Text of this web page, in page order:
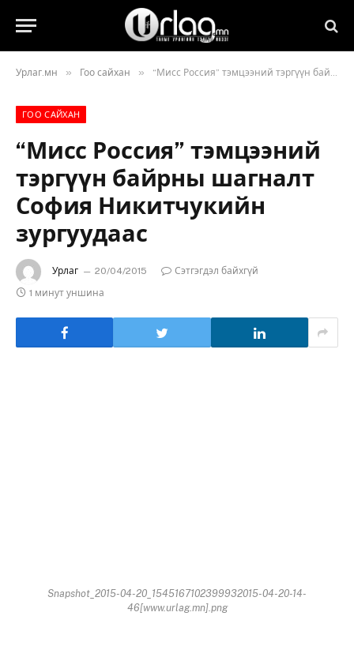
Урлаг.мн » Гоо сайхан » “Мисс Россия” тэмцээний тэргүүн байрны шагналт София Никитчукийн зургуудаас
ГОО САЙХАН
“Мисс Россия” тэмцээний
тэргүүн байрны шагналт
София Никитчукийн
зургуудаас
Урлаг 20/04/2015
Сэтгэгдэл байхгүй
1 минут уншина
Snapshot_2015-04-20_1545167102399932015-04-20-14-
46[www.urlag.mn].png